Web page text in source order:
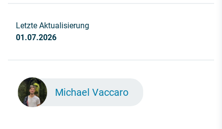
Letzte Aktualisierung
01.07.2026
Michael Vaccaro